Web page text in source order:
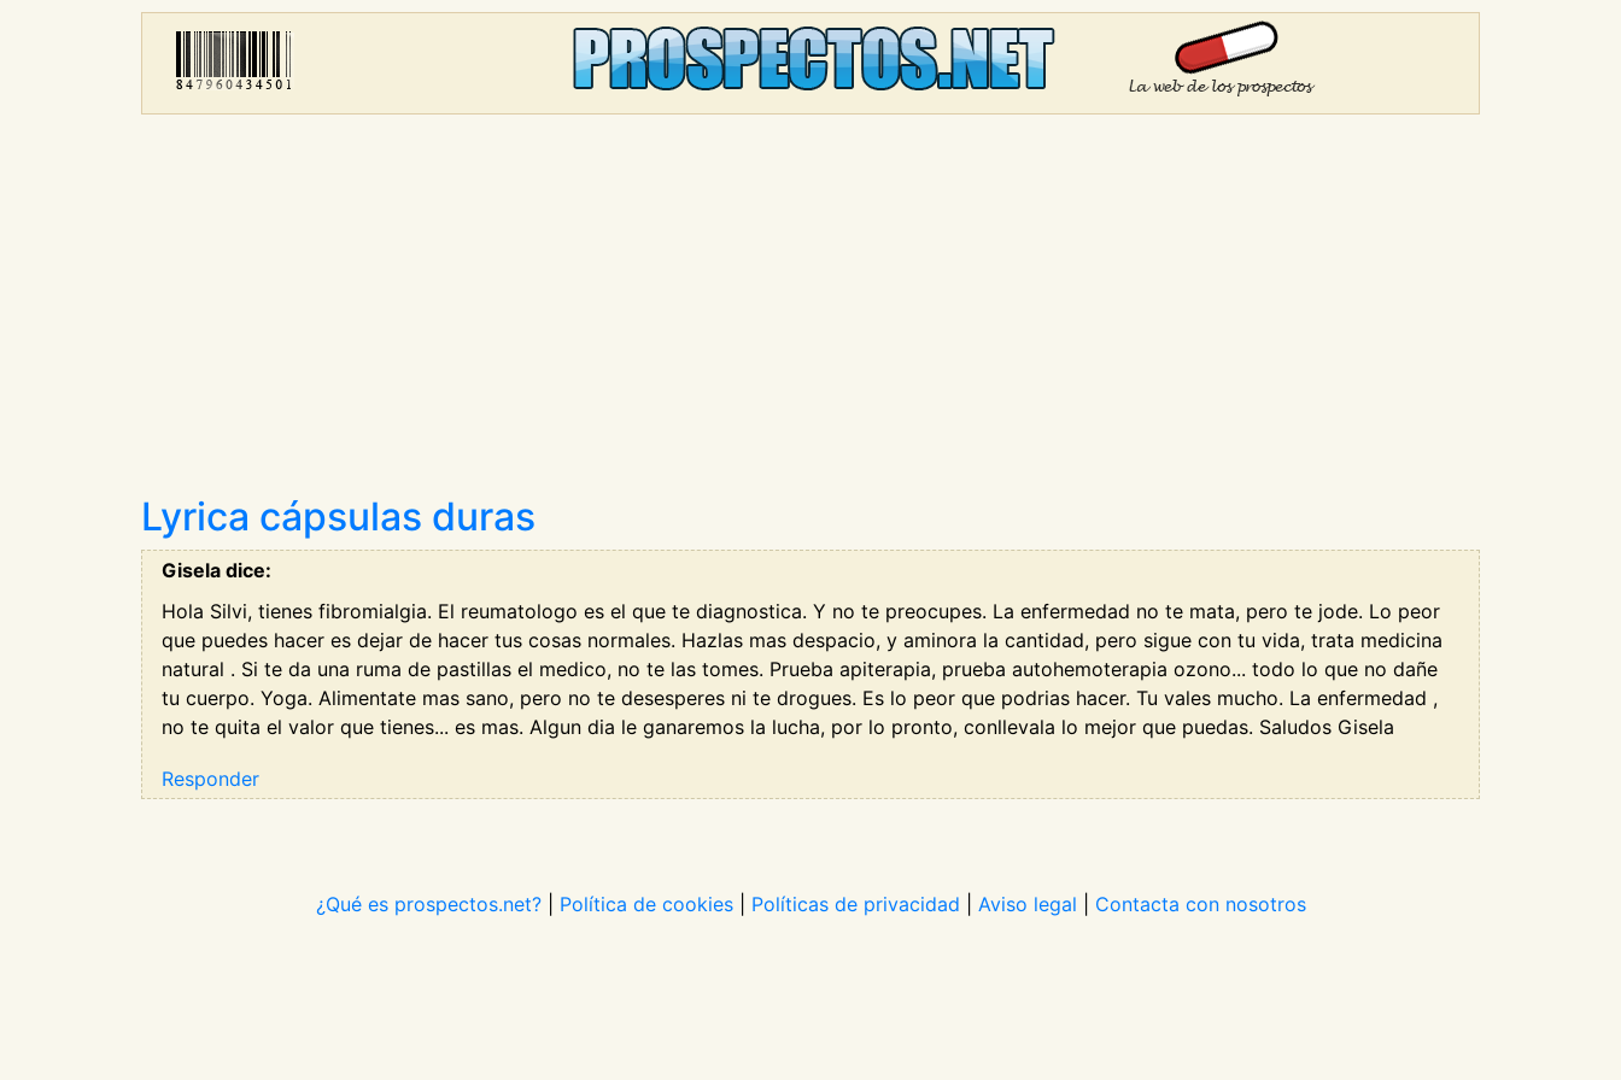
Lyrica cápsulas duras
Gisela dice:
Hola Silvi, tienes fibromialgia. El reumatologo es el que te diagnostica. Y no te preocupes. La enfermedad no te mata, pero te jode. Lo peor
que puedes hacer es dejar de hacer tus cosas normales. Hazlas mas despacio, y aminora la cantidad, pero sigue con tu vida, trata medicina
natural . Si te da una ruma de pastillas el medico, no te las tomes. Prueba apiterapia, prueba autohemoterapia ozono... todo lo que no dañe
tu cuerpo. Yoga. Alimentate mas sano, pero no te desesperes ni te drogues. Es lo peor que podrias hacer. Tu vales mucho. La enfermedad ,
no te quita el valor que tienes... es mas. Algun dia le ganaremos la lucha, por lo pronto, conllevala lo mejor que puedas. Saludos Gisela
Responder
¿Qué es prospectos.net?| Política de cookies| Políticas de privacidad Aviso legal Contacta con nosotros